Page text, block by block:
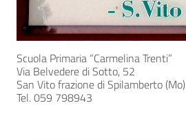
Scuola Primaria “Carmelina Trenti”
Via Belvedere di Sotto, 52
San Vito frazione di Spilamberto (Mo)
Tel. 059 798943